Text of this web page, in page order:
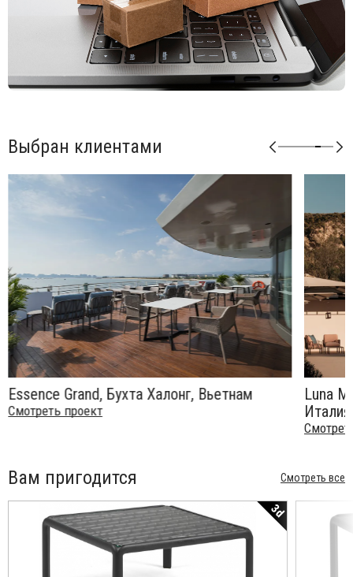
Возможные цвета подушек из ткани Sunbrella: синий
(adriatic), лед (ghiaccio), авокадо (avocado), джунгли
(giungla), холст (canvas).
Возможные цвета подушек из ткани TECH: панама
(panama).
Открыть технические характеристики
Открыть инструкцию по сборке.
Можно докупать модули и корректировать размеры
мебели под необходимые размеры. Элементы серии
Кomodo комбинируются между собой в любой
последовательности, создавая индивидуальные решения
для Вашего интерьера.
Выбран клиентами
Essence Grand, Бухта Халонг, Вьетнам
Смотреть проект
Luna
Италия
Вам пригодится Смотреть все
3d